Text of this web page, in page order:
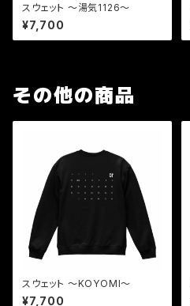
スウェット 〜湯気1126〜
¥7,700
その他の商品
スウェット 〜KOYOMI〜
¥7,700